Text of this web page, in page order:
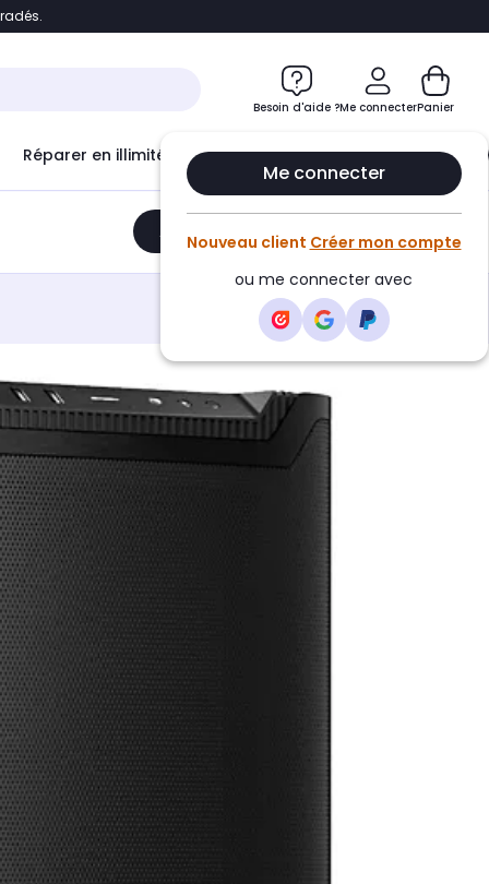
Accéder directement au chatbot
Besoin d'aide ?Me connecter
Me connecter
Nouveau client Créer mon compte
ou me connecter avec
Panier
Réparer en illimité avec Le Club Infinity
Ajouter au panier •